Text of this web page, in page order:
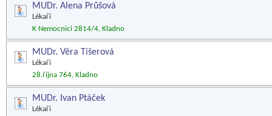
MUDr. Alena Průšová
Lékaři
K Nemocnici 2814/4, Kladno
MUDr. Věra Tišerová
Lékaři
28.října 764, Kladno
MUDr. Ivan Ptáček
Lékaři